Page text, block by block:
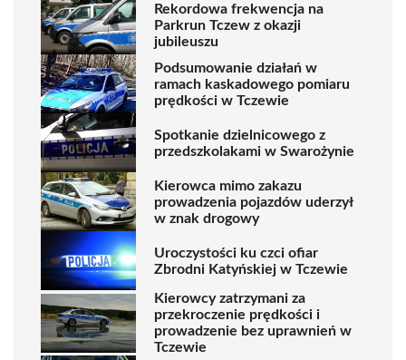
Rekordowa frekwencja na
Parkrun Tczew z okazji
jubileuszu
Podsumowanie działań w
ramach kaskadowego pomiaru
prędkości w Tczewie
Spotkanie dzielnicowego z
przedszkolakami w Swarożynie
Kierowca mimo zakazu
prowadzenia pojazdów uderzył
w znak drogowy
Uroczystości ku czci ofiar
Zbrodni Katyńskiej w Tczewie
Kierowcy zatrzymani za
przekroczenie prędkości i
prowadzenie bez uprawnień w
Tczewie